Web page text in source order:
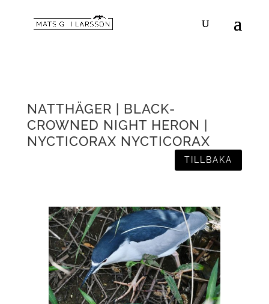
NATTHÄGER | BLACK-
CROWNED NIGHT HERON |
NYCTICORAX NYCTICORAX
TILLBAKA